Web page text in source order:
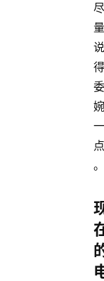
尽
量
说
得
委
婉
一
点
。